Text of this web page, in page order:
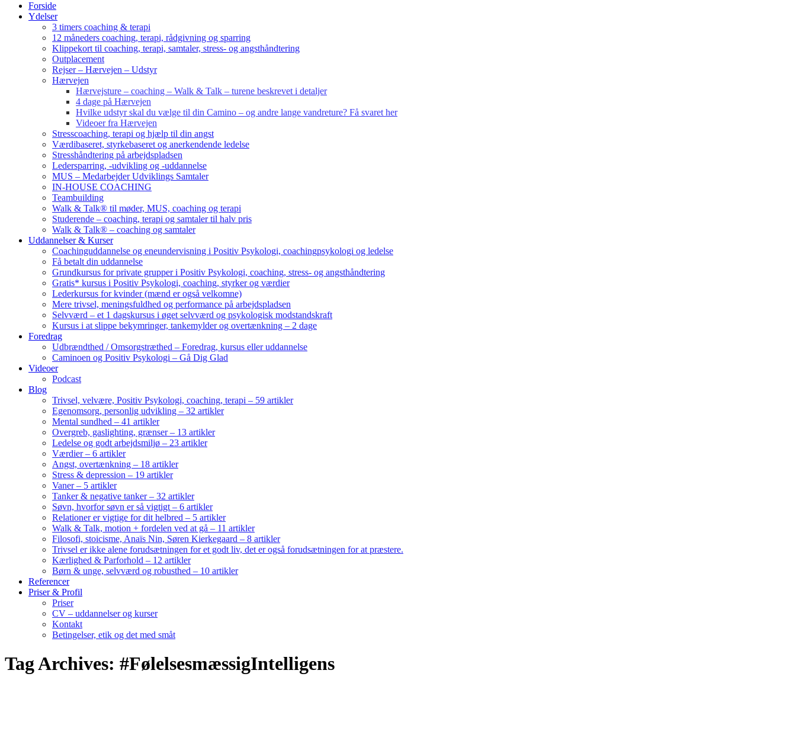
Forside
Ydelser
3 timers coaching & terapi
12 måneders coaching, terapi, rådgivning og sparring
Klippekort til coaching, terapi, samtaler, stress- og angsthåndtering
Outplacement
Rejser – Hærvejen – Udstyr
Hærvejen
Hærvejsture – coaching – Walk & Talk – turene beskrevet i detaljer
4 dage på Hærvejen
Hvilke udstyr skal du vælge til din Camino – og andre lange vandreture? Få svaret her
Videoer fra Hærvejen
Stresscoaching, terapi og hjælp til din angst
Værdibaseret, styrkebaseret og anerkendende ledelse
Stresshåndtering på arbejdspladsen
Ledersparring, -udvikling og -uddannelse
MUS – Medarbejder Udviklings Samtaler
IN-HOUSE COACHING
Teambuilding
Walk & Talk® til møder, MUS, coaching og terapi
Studerende – coaching, terapi og samtaler til halv pris
Walk & Talk® – coaching og samtaler
Uddannelser & Kurser
Coachinguddannelse og eneundervisning i Positiv Psykologi, coachingpsykologi og ledelse
Få betalt din uddannelse
Grundkursus for private grupper i Positiv Psykologi, coaching, stress- og angsthåndtering
Gratis* kursus i Positiv Psykologi, coaching, styrker og værdier
Lederkursus for kvinder (mænd er også velkomne)
Mere trivsel, meningsfuldhed og performance på arbejdspladsen
Selvværd – et 1 dagskursus i øget selvværd og psykologisk modstandskraft
Kursus i at slippe bekymringer, tankemylder og overtænkning – 2 dage
Foredrag
Udbrændthed / Omsorgstræthed – Foredrag, kursus eller uddannelse
Caminoen og Positiv Psykologi – Gå Dig Glad
Videoer
Podcast
Blog
Trivsel, velvære, Positiv Psykologi, coaching, terapi – 59 artikler
Egenomsorg, personlig udvikling – 32 artikler
Mental sundhed – 41 artikler
Overgreb, gaslighting, grænser – 13 artikler
Ledelse og godt arbejdsmiljø – 23 artikler
Værdier – 6 artikler
Angst, overtænkning – 18 artikler
Stress & depression – 19 artikler
Vaner – 5 artikler
Tanker & negative tanker – 32 artikler
Søvn, hvorfor søvn er så vigtigt – 6 artikler
Relationer er vigtige for dit helbred – 5 artikler
Walk & Talk, motion + fordelen ved at gå – 11 artikler
Filosofi, stoicisme, Anaïs Nin, Søren Kierkegaard – 8 artikler
Trivsel er ikke alene forudsætningen for et godt liv, det er også forudsætningen for at præstere.
Kærlighed & Parforhold – 12 artikler
Børn & unge, selvværd og robusthed – 10 artikler
Referencer
Priser & Profil
Priser
CV – uddannelser og kurser
Kontakt
Betingelser, etik og det med småt
Tag Archives: #FølelsesmæssigIntelligens